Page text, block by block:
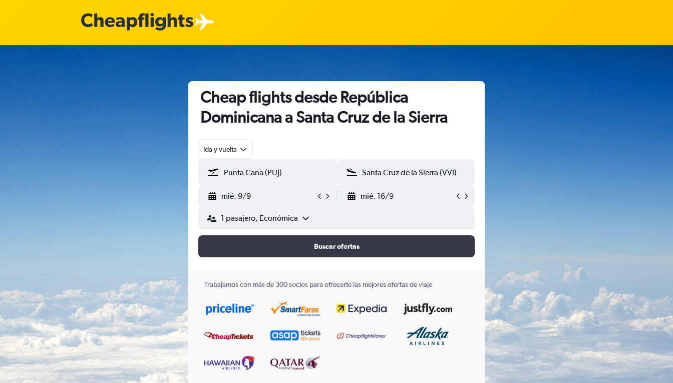
Cheap flights desde República
Dominicana a Santa Cruz de la Sierra
Ida y vuelta
mié. 9/9 mié. 16/9
1 pasajero, Económica
Buscar ofertas
Trabajamos con más de 300 socios para ofrecerte las mejores ofertas de viaje